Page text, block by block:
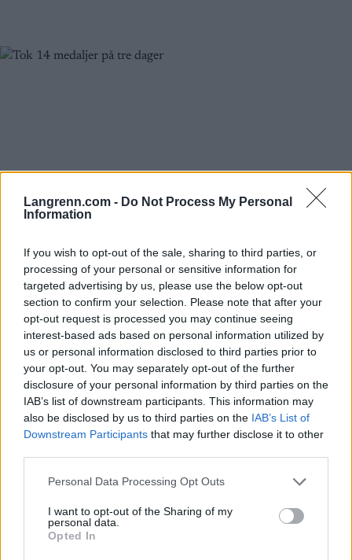
Langrenn.com - Do Not Process My Personal
Information
If you wish to opt-out of the sale, sharing to third parties, or
processing of your personal or sensitive information for
targeted advertising by us, please use the below opt-out
section to confirm your selection. Please note that after your
opt-out request is processed you may continue seeing
interest-based ads based on personal information utilized by
us or personal information disclosed to third parties prior to
your opt-out. You may separately opt-out of the further
disclosure of your personal information by third parties on the
IAB’s list of downstream participants. This information may
also be disclosed by us to third parties on the IAB’s List of
Downstream Participants that may further disclose it to other
Please note that this website/app uses one or more Google
not limited to your visit or usage behaviour. You may click to
grant or deny consent to Google and its third-party tags to
use your data for below specified purposes in below Google
Personal Data Processing Opt Outs
I want to opt-out of the Sharing of my
personal data.
Opted In
Langrenn Allround
Tok 14 medaljer på tre dager
INGEBORG SCHEVE 20.03.2024
De norske talentene forsynte seg grovt av premiebordet under
Nordisk juniorlandskamp i Estland i helga.